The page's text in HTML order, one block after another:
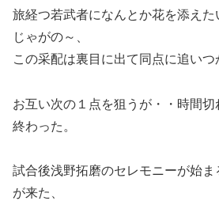
旅経つ若武者になんとか花を添えた
じゃがの～、
この采配は裏目に出て同点に追いつ
お互い次の１点を狙うが・・時間
終わった。
試合後浅野拓磨のセレモニーが始
が来た、